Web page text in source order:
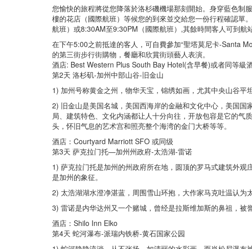
您愉快的旅程將從您降落於洛杉磯機場那刻開始。身穿藍色制
樓的花店（國際航班）等候您的到來並交給您一份行程確認單
航班）或8:30AM至9:30PM（國際航班）,其餘時間客人可到航
在下午5:00之前抵達的客人，可自費參加“聖塔莫尼卡-Santa
的第三街步行街購物，餐廳和欣賞街頭藝人表演。
酒店: Best Western Plus South Bay Hotel(含早餐)或者同等級
第2天 洛杉矶-加州中部山谷-旧金山
1) 加州号称黄金之州，物华天宝，锦绣如画，尤其中央山谷平
2) 旧金山是美国名城，美国西海岸的金融和文化中心，美国
局、建筑特色、文化内涵都让人十分向往，开放包容是它的气
头，怀旧气息的艺术宫和照亮整个海湾的金门大桥等等。
酒店：Courtyard Marriott SFO 或同级
第3天 萨克拉门托—加州州政府-太浩湖-雷诺
1) 萨克拉门托是加州的州政府所在地，圆顶的罗马式建筑外
是加州的象征。
2) 太浩湖湖水澄净湛蓝，周围雪山环抱，大作家马克吐温认为
3) 雷诺是内华达州又一个赌城，曾经是拉斯维加斯的鼻祖，被
酒店：Shilo Inn Elko
第4天 蛇河瀑布-派瑞内铁桥-黄石国家公园